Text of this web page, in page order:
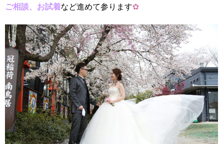
ご相談、お試着など進めて参ります✿